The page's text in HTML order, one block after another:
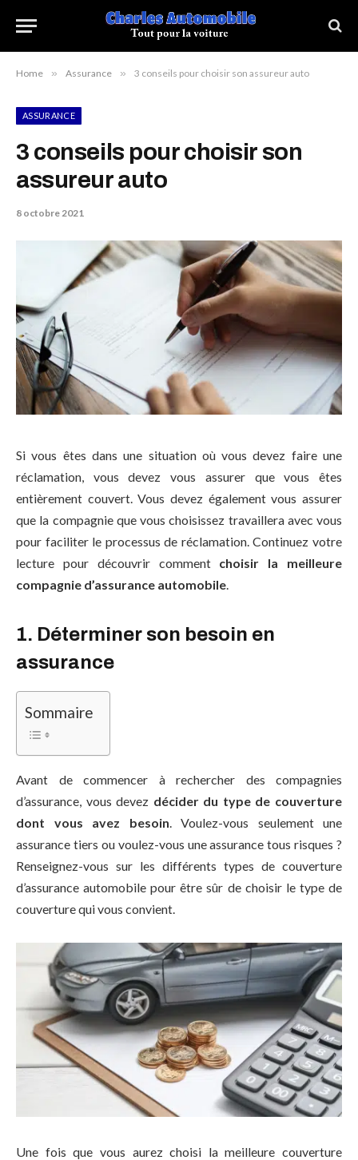
Home » Assurance » 3 conseils pour choisir son assureur auto
ASSURANCE
3 conseils pour choisir son
assureur auto
8 octobre 2021
Si vous êtes dans une situation où vous devez faire une
réclamation, vous devez vous assurer que vous êtes
entièrement couvert. Vous devez également vous assurer
que la compagnie que vous choisissez travaillera avec vous
pour faciliter le processus de réclamation. Continuez votre
lecture pour découvrir comment choisir la meilleure
compagnie d’assurance automobile
1. Déterminer son besoin en
assurance
Sommaire
Avant de commencer à rechercher des compagnies
d’assurance, vous devez décider du type de couverture
dont vous avez besoin . Voulez-vous seulement une
assurance tiers ou voulez-vous une assurance tous risques ?
Renseignez-vous sur les différents types de couverture
d’assurance automobile pour être sûr de choisir le type de
couverture qui vous convient.
Une fois que vous aurez choisi la meilleure couverture